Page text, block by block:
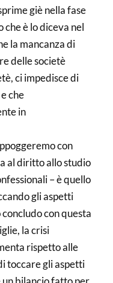
giè nella fase
è lo diceva nel
la mancanza di
delle societè
ci impedisce di
che
in
con
al diritto allo studio
– è quello
gli aspetti
con questa
la crisi
rispetto alle
toccare gli aspetti